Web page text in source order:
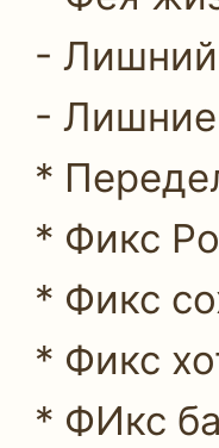
- Лишний
- Лишние
*
* Фикс
* Фикс
* Фикс
* ФИкс